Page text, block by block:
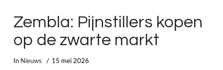
Zembla: Pijnstillers kopen
op de zwarte markt
In Nieuws 15 mei 2026